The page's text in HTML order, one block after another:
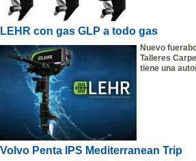
LEHR con gas GLP a todo gas
Nuevo
Talleres
tiene una
Volvo Penta IPS Mediterranean Trip